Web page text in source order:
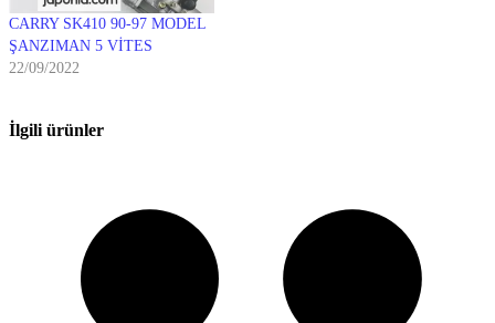
CARRY SK410 90-97 MODEL
ŞANZIMAN 5 VİTES
22/09/2022
İlgili ürünler